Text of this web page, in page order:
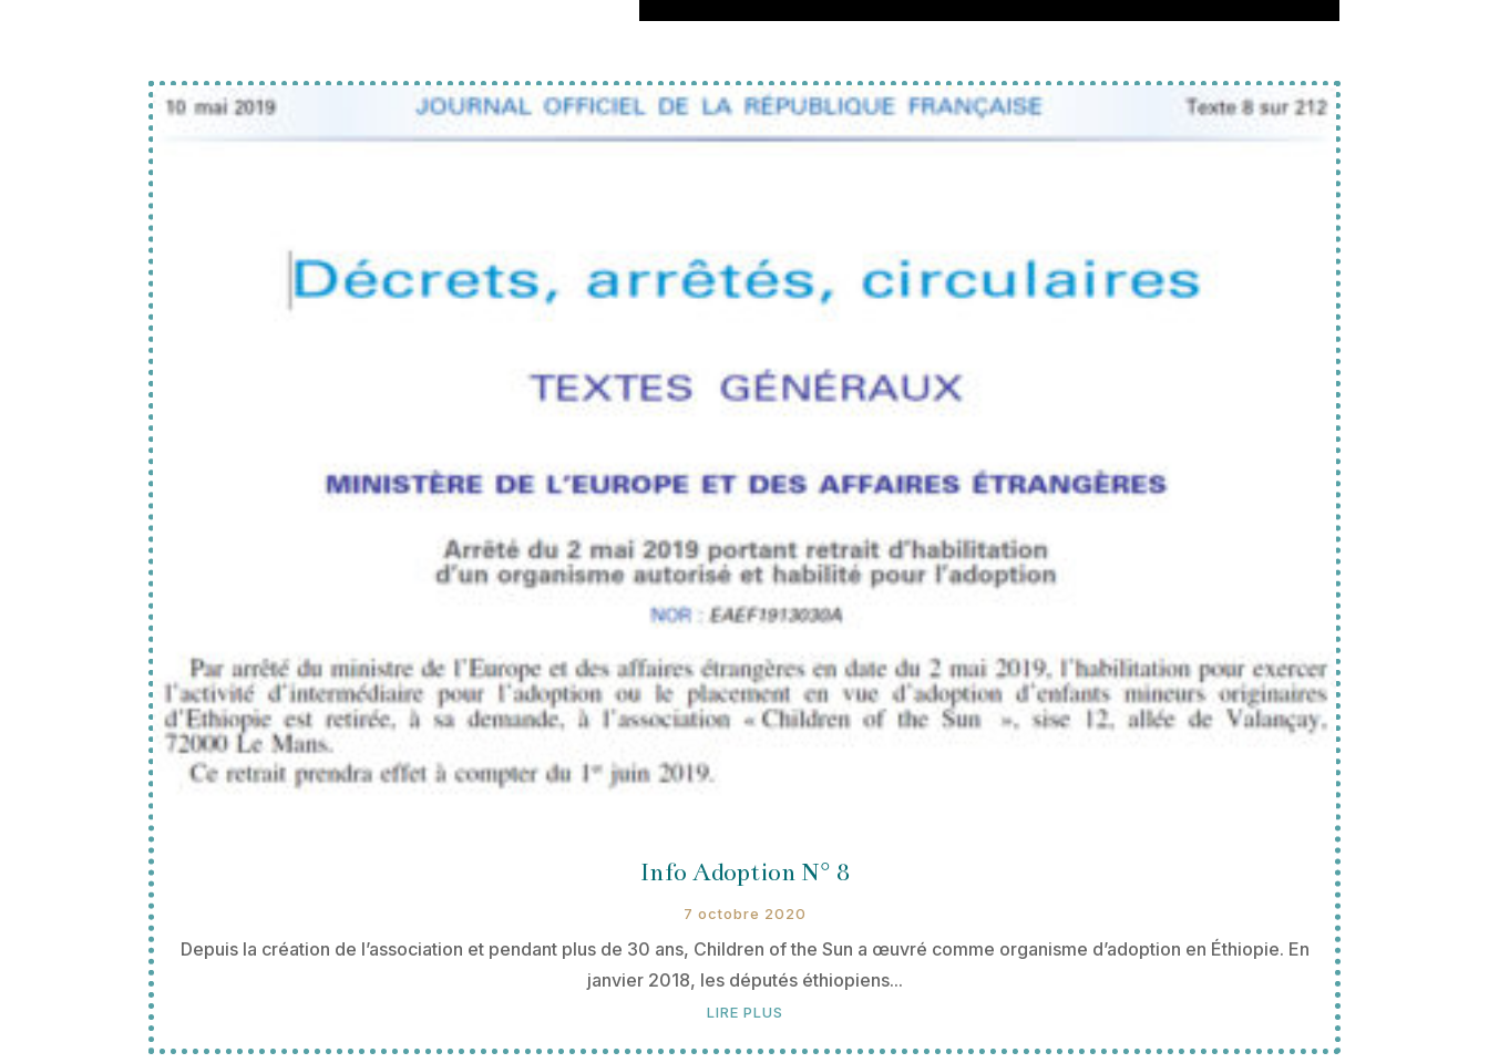
Info Adoption N° 8
7 octobre 2020
Depuis la création de l’association et pendant plus de 30 ans, Children of the Sun a œuvré comme organisme d’adoption en Éthiopie. En
janvier 2018, les députés éthiopiens...
LIRE PLUS